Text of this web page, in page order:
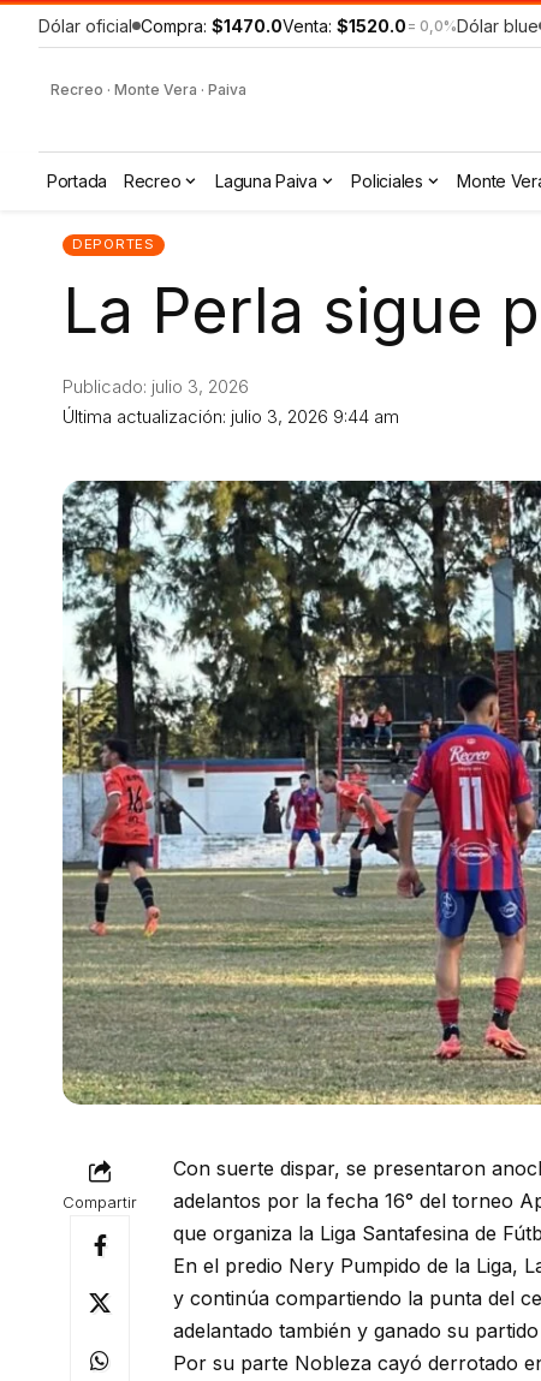
Dólar oficial Compra: $1470.0Venta: $1520.0 = 0,0%Dólar blue
Recreo · Monte Vera · Paiva
Portada Recreo Laguna Paiva Policiales Monte
DEPORTES
La Perla sigue
Última actualización: julio 3, 2026 9:44 am
Publicado: julio 3, 2026
Compartir
Con suerte dispar, se presentaron
adelantos por la fecha 16° del torneo
que organiza la Liga Santafesina de
En el predio Nery Pumpido de la Liga,
y continúa compartiendo la punta del
adelantado también y ganado su
Por su parte Nobleza cayó derrotado